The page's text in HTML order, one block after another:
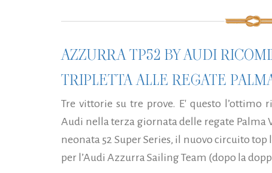
AZZURRA TP52 BY AUDI
TRIPLETTA ALLE REGATE
Tre vittorie su tre prove. E' questo l’ottimo
Audi nella terza giornata delle regate Palma
neonata 52 Super Series, il nuovo circuito
per l’Audi Azzurra Sailing Team (dopo la